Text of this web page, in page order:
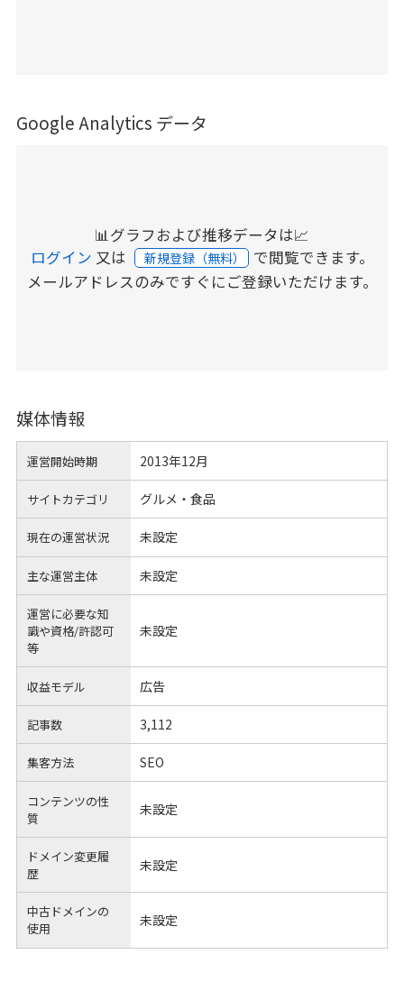
Google Analytics データ
📊グラフおよび推移データは📈
ログイン 又は 新規登録（無料） で閲覧できます。
メールアドレスのみですぐにご登録いただけます。
媒体情報
運営開始時期 2013年12月
サイトカテゴリ グルメ・食品
現在の運営状況 未設定
主な運営主体 未設定
運営に必要な知
識や資格/許認可
等
未設定
収益モデル 広告
記事数 3,112
集客方法 SEO
コンテンツの性
質
未設定
ドメイン変更履
歴
未設定
中古ドメインの
使用
未設定